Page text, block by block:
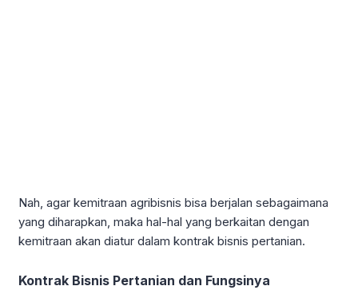
Nah, agar kemitraan agribisnis bisa berjalan sebagaimana
yang diharapkan, maka hal-hal yang berkaitan dengan
kemitraan akan diatur dalam kontrak bisnis pertanian.
Kontrak Bisnis Pertanian dan Fungsinya